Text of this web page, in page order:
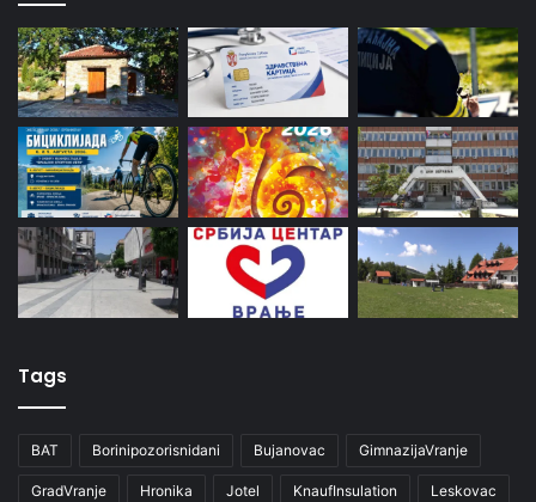
Tags
BAT Borinipozorisnidani Bujanovac GimnazijaVranje
GradVranje Hronika Jotel KnaufInsulation Leskovac